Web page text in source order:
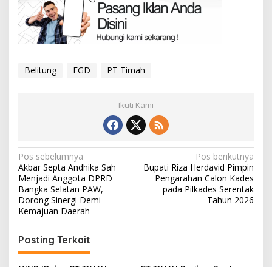
Belitung FGD PT Timah
Ikuti Kami
Navigasi
pos
Pos sebelumnya
Akbar Septa Andhika Sah
Menjadi Anggota DPRD
Bangka Selatan PAW,
Dorong Sinergi Demi
Kemajuan Daerah
Pos berikutnya
Bupati Riza Herdavid Pimpin
Pengarahan Calon Kades
pada Pilkades Serentak
Tahun 2026
Posting Terkait